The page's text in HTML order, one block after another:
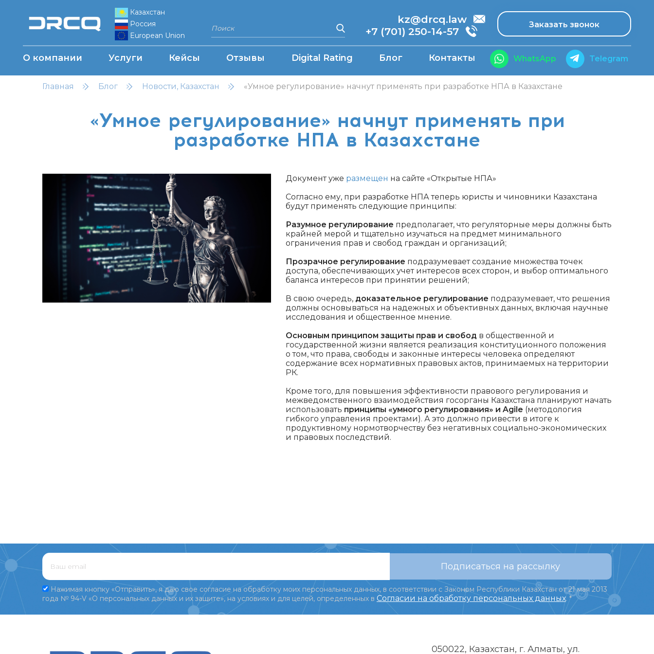
Казахстан
Россия
European Union
kz@drcq.law
+7 (701) 250-14-57
Заказать звонок
О компании Услуги Кейсы Отзывы Digital Rating Блог Контакты WhatsApp Telegram
Главная Блог Новости, Казахстан «Умное регулирование» начнут применять при разработке НПА в Казахстане
«Умное регулирование» начнут применять при
разработке НПА в Казахстане
Документ уже размещен на сайте «Открытые НПА»
Согласно ему, при разработке НПА теперь юристы и чиновники Казахстана
будут применять следующие принципы:
Разумное регулирование предполагает, что регуляторные меры должны быть
крайней мерой и тщательно изучаться на предмет минимального
ограничения прав и свобод граждан и организаций;
Прозрачное регулирование подразумевает создание множества точек
доступа, обеспечивающих учет интересов всех сторон, и выбор оптимального
баланса интересов при принятии решений;
В свою очередь, доказательное регулирование подразумевает, что решения
должны основываться на надежных и объективных данных, включая научные
исследования и общественное мнение.
Основным принципом защиты прав и свобод в общественной и
государственной жизни является реализация конституционного положения
о том, что права, свободы и законные интересы человека определяют
содержание всех нормативных правовых актов, принимаемых на территории
РК.
Кроме того, для повышения эффективности правового регулирования и
межведомственного взаимодействия госорганы Казахстана планируют начать
использовать принципы «умного регулирования» и Agile (методология
гибкого управления проектами). А это должно привести в итоге к
продуктивному нормотворчеству без негативных социально-экономических
и правовых последствий.
Подписаться на рассылку
Нажимая кнопку «Отправить», я даю свое согласие на обработку моих персональных данных, в соответствии с Законом Республики Казахстан от 21 мая 2013
года № 94-V «О персональных данных и их защите», на условиях и для целей, определенных в Согласии на обработку персональных данных. *
050022, Казахстан, г. Алматы, ул.